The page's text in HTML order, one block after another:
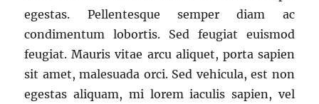
egestas. Pellentesque semper diam ac
condimentum lobortis. Sed feugiat euismod
feugiat. Mauris vitae arcu aliquet, porta sapien
sit amet, malesuada orci. Sed vehicula, est non
egestas aliquam, mi lorem iaculis sapien, vel